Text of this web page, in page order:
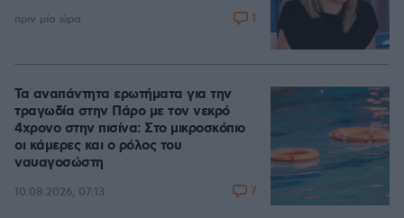
πριν μία ώρα 1
Τα αναπάντητα ερωτήματα για την
τραγωδία στην Πάρο με τον νεκρό
4χρονο στην πισίνα: Στο μικροσκόπιο
οι κάμερες και ο ρόλος του
ναυαγοσώστη
10.08.2026, 07:13 7